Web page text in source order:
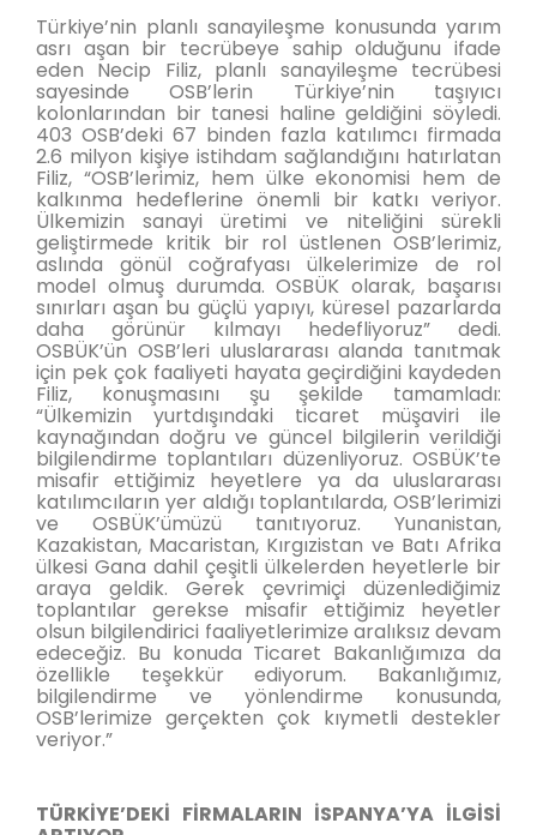
Türkiye’nin planlı sanayileşme konusunda yarım
asrı aşan bir tecrübeye sahip olduğunu ifade
eden Necip Filiz, planlı sanayileşme tecrübesi
sayesinde OSB’lerin Türkiye’nin taşıyıcı
kolonlarından bir tanesi haline geldiğini söyledi.
403 OSB’deki 67 binden fazla katılımcı firmada
2.6 milyon kişiye istihdam sağlandığını hatırlatan
Filiz, “OSB’lerimiz, hem ülke ekonomisi hem de
kalkınma hedeflerine önemli bir katkı veriyor.
Ülkemizin sanayi üretimi ve niteliğini sürekli
geliştirmede kritik bir rol üstlenen OSB’lerimiz,
aslında gönül coğrafyası ülkelerimize de rol
model olmuş durumda. OSBÜK olarak, başarısı
sınırları aşan bu güçlü yapıyı, küresel pazarlarda
daha görünür kılmayı hedefliyoruz” dedi.
OSBÜK’ün OSB’leri uluslararası alanda tanıtmak
için pek çok faaliyeti hayata geçirdiğini kaydeden
Filiz, konuşmasını şu şekilde tamamladı:
“Ülkemizin yurtdışındaki ticaret müşaviri ile
kaynağından doğru ve güncel bilgilerin verildiği
bilgilendirme toplantıları düzenliyoruz. OSBÜK’te
misafir ettiğimiz heyetlere ya da uluslararası
katılımcıların yer aldığı toplantılarda, OSB’lerimizi
ve OSBÜK’ümüzü tanıtıyoruz. Yunanistan,
Kazakistan, Macaristan, Kırgızistan ve Batı Afrika
ülkesi Gana dahil çeşitli ülkelerden heyetlerle bir
araya geldik. Gerek çevrimiçi düzenlediğimiz
toplantılar gerekse misafir ettiğimiz heyetler
olsun bilgilendirici faaliyetlerimize aralıksız devam
edeceğiz. Bu konuda Ticaret Bakanlığımıza da
özellikle teşekkür ediyorum. Bakanlığımız,
bilgilendirme ve yönlendirme konusunda,
OSB’lerimize gerçekten çok kıymetli destekler
veriyor.”
TÜRKİYE’DEKİ FİRMALARIN İSPANYA’YA İLGİSİ